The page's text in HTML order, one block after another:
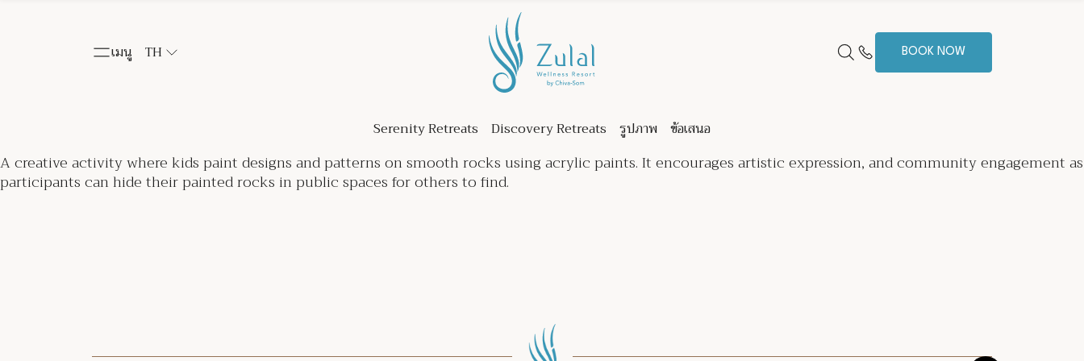
เมนู TH
Serenity Retreats Discovery Retreats รูปภาพ ข้อเสนอ
BOOK NOW
A creative activity where kids paint designs and patterns on smooth rocks using acrylic paints. It encourages artistic expression, and community engagement as
participants can hide their painted rocks in public spaces for others to find.